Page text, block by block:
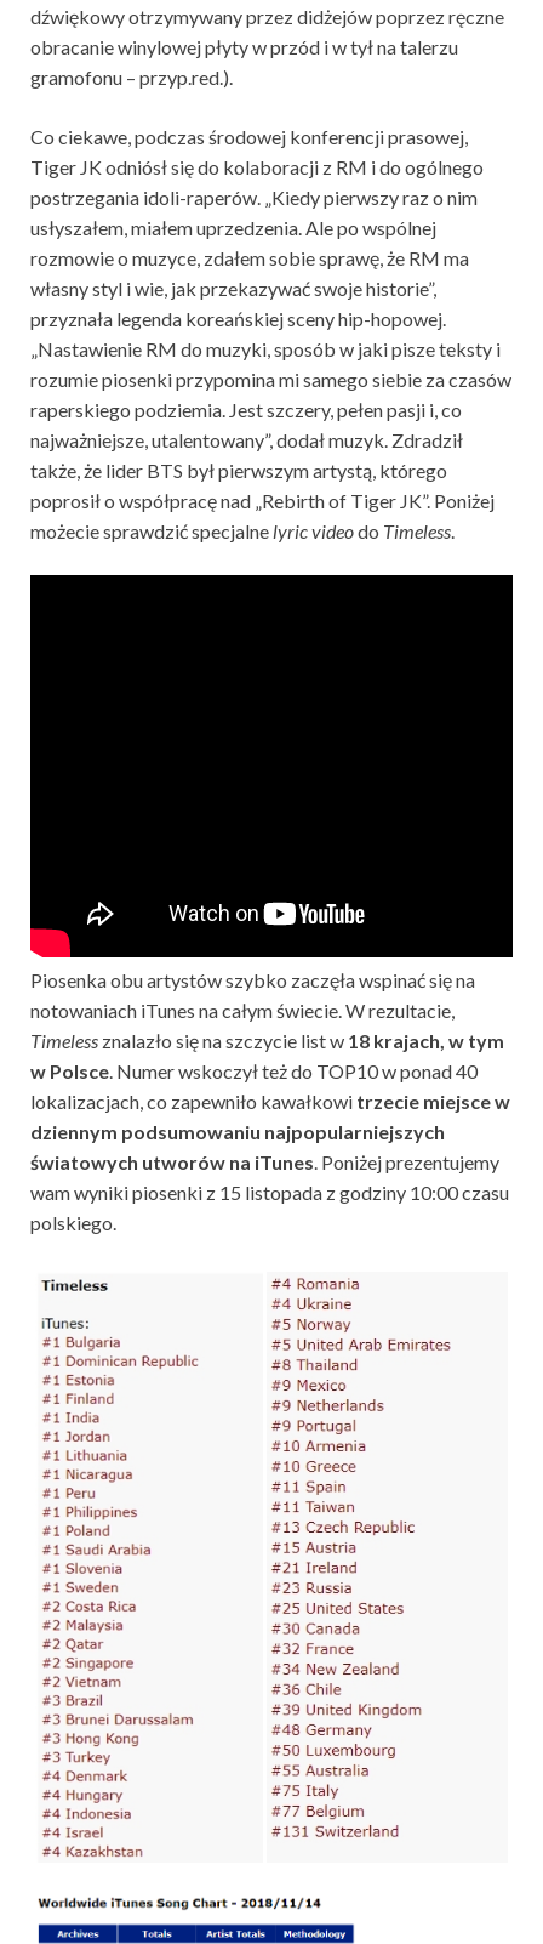
dźwiękowy otrzymywany przez didżejów poprzez ręczne
obracanie winylowej płyty w przód i w tył na talerzu
gramofonu – przyp.red.).
Co ciekawe, podczas środowej konferencji prasowej,
Tiger JK odniósł się do kolaboracji z RM i do ogólnego
postrzegania idoli-raperów. „Kiedy pierwszy raz o nim
usłyszałem, miałem uprzedzenia. Ale po wspólnej
rozmowie o muzyce, zdałem sobie sprawę, że RM ma
własny styl i wie, jak przekazywać swoje historie”,
przyznała legenda koreańskiej sceny hip-hopowej.
„Nastawienie RM do muzyki, sposób w jaki pisze teksty i
rozumie piosenki przypomina mi samego siebie za czasów
raperskiego podziemia. Jest szczery, pełen pasji i, co
najważniejsze, utalentowany”, dodał muzyk. Zdradził
także, że lider BTS był pierwszym artystą, którego
poprosił o współpracę nad „Rebirth of Tiger JK”. Poniżej
możecie sprawdzić specjalne lyric videodo Timeless.
Piosenka obu artystów szybko zaczęła wspinać się na
notowaniach iTunes na całym świecie. W rezultacie,
Timeless znalazło się na szczycie list w 18 krajach, w tym
w Polsce. Numer wskoczył też do TOP10 w ponad 40
lokalizacjach, co zapewniło kawałkowi trzecie miejsce w
dziennym podsumowaniu najpopularniejszych
światowych utworów na iTunes. Poniżej prezentujemy
wam wyniki piosenki z 15 listopada z godziny 10:00 czasu
polskiego.